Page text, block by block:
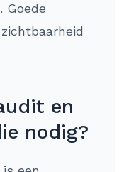
Goede
en
nodig?